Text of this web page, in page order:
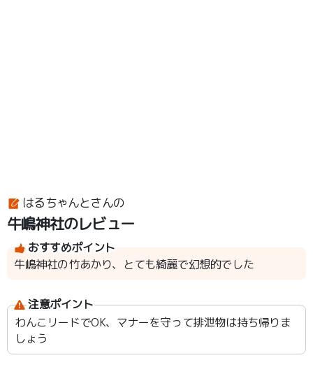
はるちゃんとさんの
牛嶋神社のレビュー
おすすめポイント
牛嶋神社の竹あかり、とても綺麗で幻想的でした
注意ポイント
わんこリードでOK、マナーを守って排泄物は持ち帰りま
しょう